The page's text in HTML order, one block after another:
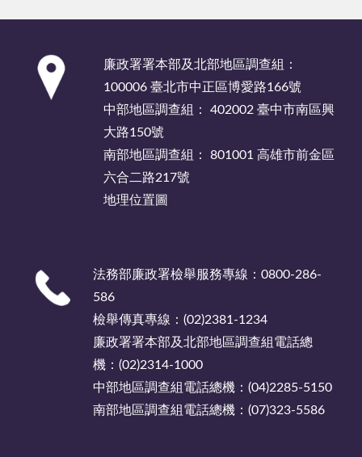
廉政署署本部及北部地區調查組：
100006 臺北市中正區博愛路166號
中部地區調查組： 402002 臺中市南區興
大路150號
南部地區調查組： 801001 高雄市前金區
六合二路217號
地理位置圖
法務部廉政署檢舉服務專線：0800-286-
586
檢舉傳真專線：(02)2381-1234
廉政署署本部及北部地區調查組電話總
機：(02)2314-1000
中部地區調查組電話總機：(04)2285-5150
南部地區調查組電話總機：(07)323-5586